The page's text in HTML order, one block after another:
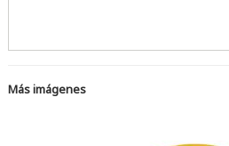
Más imágenes